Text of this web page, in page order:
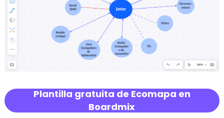
Plantilla gratuita de Ecomapa en
Boardmix